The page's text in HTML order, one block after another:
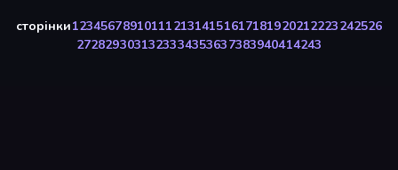
сторінки1234567891011121314151617181920212223242526
2728293031323334353637383940414243